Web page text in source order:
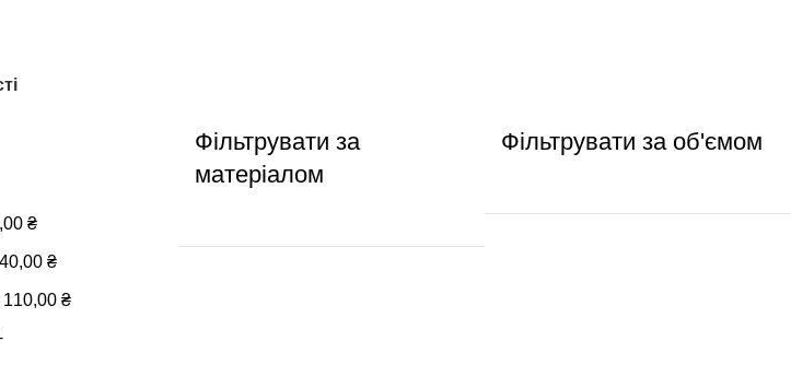
₴
₴
110,00 ₴
Фільтрувати за
матеріалом
Фільтрувати за об'ємом